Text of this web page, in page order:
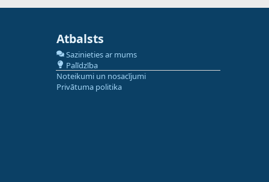
Atbalsts
Sazinieties ar mums
Palīdzība
Noteikumi un nosacījumi
Privātuma politika